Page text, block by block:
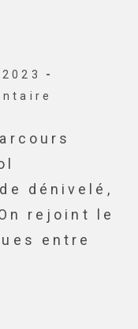
dénivelé,
rejoint le
entre